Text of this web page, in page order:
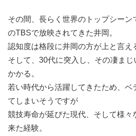
その間、長らく世界のトップシーン
のTBSで放映されてきた井岡。
認知度は格段に井岡の方が上と言え
そして、30代に突入し、その凄ま
かかる。
若い時代から活躍してきたため、ベ
てしまいそうですが
競技寿命が延びた現代、そして様々
来た経験。